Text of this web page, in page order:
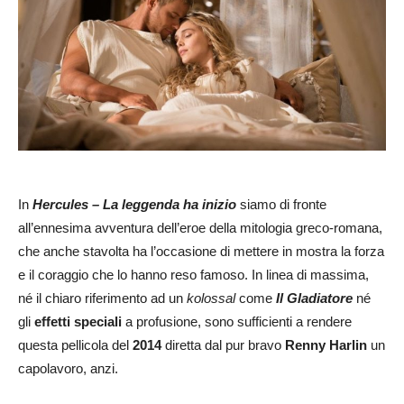
In Hercules – La leggenda ha inizio siamo di fronte
all’ennesima avventura dell’eroe della mitologia greco-romana,
che anche stavolta ha l’occasione di mettere in mostra la forza
e il coraggio che lo hanno reso famoso. In linea di massima,
né il chiaro riferimento ad un kolossalcome Il Gladiatore né
gli effetti speciali a profusione, sono sufficienti a rendere
questa pellicola del 2014diretta dal pur bravo Renny Harlin un
capolavoro, anzi.